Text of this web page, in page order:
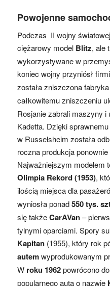
Powojenne
Podczas II wojny
ciężarowy model Blitz, ale
wykorzystywane w
koniec wojny przyniósł
została zniszczona
całkowitemu zniszczeniu
Rosjanie zabrali maszyny i
Kadetta. Dzięki
w Russelsheim została
roczna produkcja
Najważniejszym modelem
Olimpia Rekord (1953),
ilością miejsca dla
wyniosła ponad550 tys.
się takżeCarAVan–
tylnymi oparciami. Spory
Kapitan(1955), który rok
autemwyprodukowanym
W roku 1962powrócono
popularnego auta o nazwie